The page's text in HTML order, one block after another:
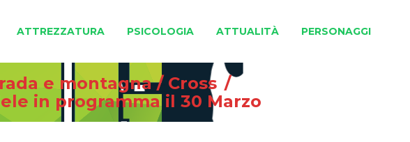
ATTREZZATURA PSICOLOGIA ATTUALITÀ PERSONAGGI
e montagna/ Cross /
in programma il 30 Marzo